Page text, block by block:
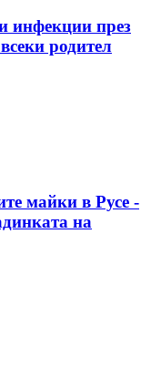
инфекции през
родител
майки в Русе -
на